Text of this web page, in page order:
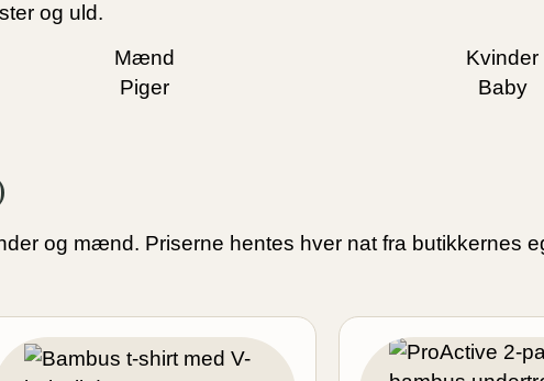
og uld.
Mænd
Kvinder
Piger Baby
og mænd. Priserne hentes hver nat fra butikkernes